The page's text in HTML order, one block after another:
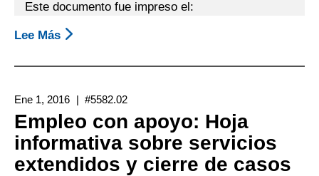
Este documento fue impreso el:
Lee Más Sobre
Con
A
Través
Del
Departamento
Ene 1, 2016 #5582.02
Empleo con apoyo: Hoja
informativa sobre servicios
extendidos y cierre de casos